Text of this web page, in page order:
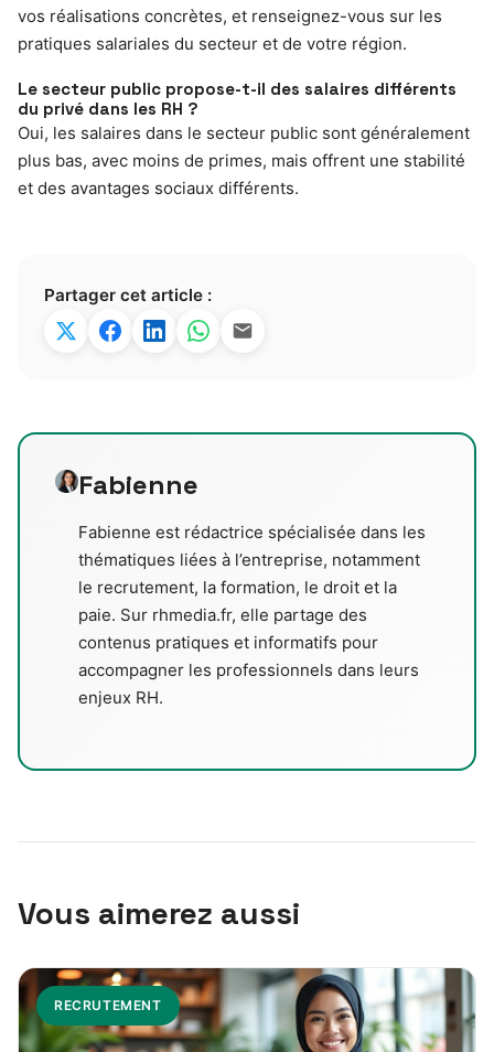
vos réalisations concrètes, et renseignez-vous sur les
pratiques salariales du secteur et de votre région.
Le secteur public propose-t-il des salaires différents
du privé dans les RH ?
Oui, les salaires dans le secteur public sont généralement
plus bas, avec moins de primes, mais offrent une stabilité
et des avantages sociaux différents.
Partager cet article :
Fabienne
Fabienne est rédactrice spécialisée dans les
thématiques liées à l’entreprise, notamment
le recrutement, la formation, le droit et la
paie. Sur rhmedia.fr, elle partage des
contenus pratiques et informatifs pour
accompagner les professionnels dans leurs
enjeux RH.
Vous aimerez aussi
RECRUTEMENT